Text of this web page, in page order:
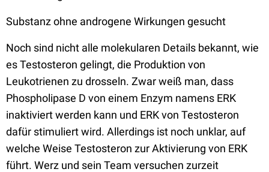
Substanz ohne androgene Wirkungen gesucht
Noch sind nicht alle molekularen Details bekannt, wie
es Testosteron gelingt, die Produktion von
Leukotrienen zu drosseln. Zwar weiß man, dass
Phospholipase D von einem Enzym namens ERK
inaktiviert werden kann und ERK von Testosteron
dafür stimuliert wird. Allerdings ist noch unklar, auf
welche Weise Testosteron zur Aktivierung von ERK
führt. Werz und sein Team versuchen zurzeit